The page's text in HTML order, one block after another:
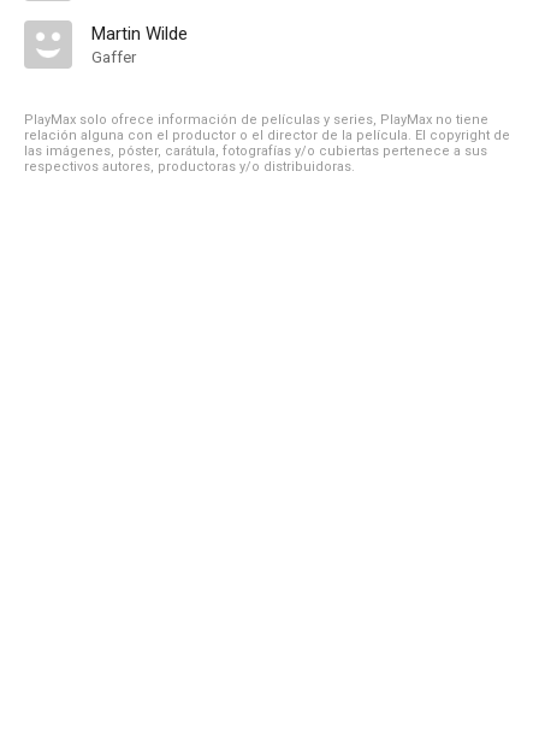
Martin Wilde
Gaffer
PlayMax solo ofrece información de películas y series, PlayMax no tiene
relación alguna con el productor o el director de la película. El copyright de
las imágenes, póster, carátula, fotografías y/o cubiertas pertenece a sus
respectivos autores, productoras y/o distribuidoras.